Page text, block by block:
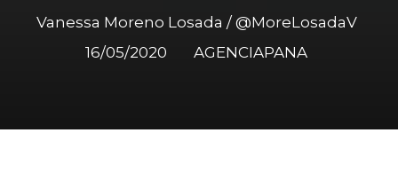
Vanessa Moreno Losada / @MoreLosadaV
16/05/2020
AGENCIAPANA